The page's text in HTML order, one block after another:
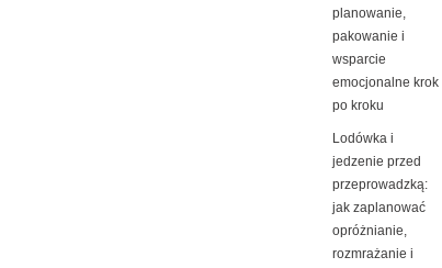
planowanie,
pakowanie i
wsparcie
emocjonalne krok
po kroku
Lodówka i
jedzenie przed
przeprowadzką:
jak zaplanować
opróżnianie,
rozmrażanie i